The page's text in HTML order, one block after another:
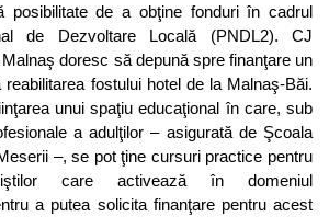
posibilitate de a obţine fonduri în cadrul
de Dezvoltare Locală (PNDL2). CJ
doresc să depună spre finanţare un
fostului hotel de la Malnaş-Băi.
unui spaţiu educaţional în care, sub
a adulţilor – asigurată de Şcoala
–, se pot ţine cursuri practice pentru
care activează în domeniul
a putea solicita finanţare pentru acest